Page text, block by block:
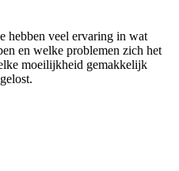
hebben veel ervaring in wat
en welke problemen zich het
moeilijkheid gemakkelijk